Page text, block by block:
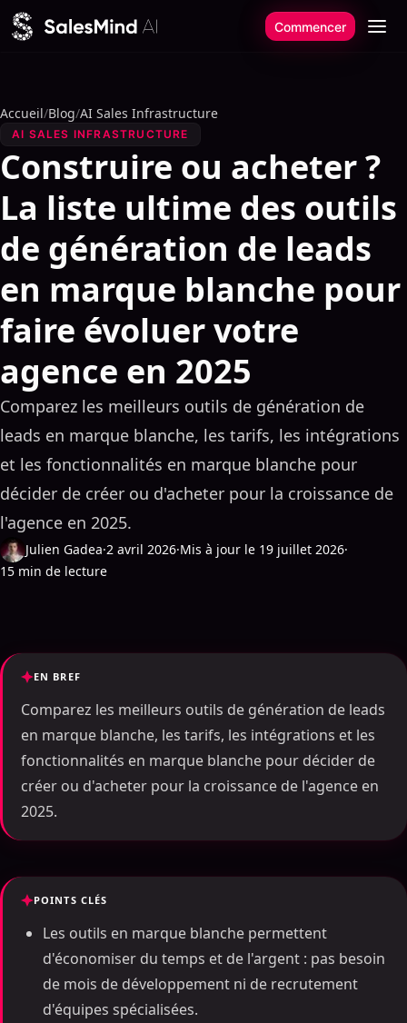
Aller au contenu
Commencer
Accueil/Blog/AI Sales Infrastructure
AI SALES INFRASTRUCTURE
Construire ou acheter ?
La liste ultime des outils
de génération de leads
en marque blanche pour
faire évoluer votre
agence en 2025
Comparez les meilleurs outils de génération de
leads en marque blanche, les tarifs, les intégrations
et les fonctionnalités en marque blanche pour
décider de créer ou d'acheter pour la croissance de
l'agence en 2025.
Julien Gadea·2 avril 2026·Mis à jour le 19 juillet 2026·
15 min de lecture
EN BREF
Comparez les meilleurs outils de génération de leads
en marque blanche, les tarifs, les intégrations et les
fonctionnalités en marque blanche pour décider de
créer ou d'acheter pour la croissance de l'agence en
2025.
POINTS CLÉS
Les outils en marque blanche permettent
d'économiser du temps et de l'argent : pas besoin
de mois de développement ni de recrutement
d'équipes spécialisées.